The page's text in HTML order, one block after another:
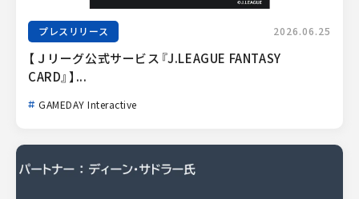
プレスリリース 2026.06.25
【Ｊリーグ公式サービス『J.LEAGUE FANTASY
CARD』】...
GAMEDAY Interactive